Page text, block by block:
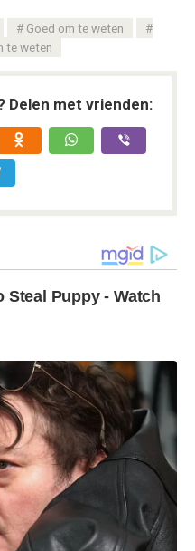
Goed om te weten
te weten
Delen met vrienden: